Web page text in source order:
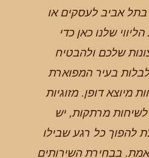
אביב לעסקים או
שלנו כאן כדי
שלכם ולהבטיח
בעיר המפוארת
מיוצא דופן. מזוגיות
לשיחות מרתקות, יש
להפוך כל רגע שבילו
בבחירת השירותים